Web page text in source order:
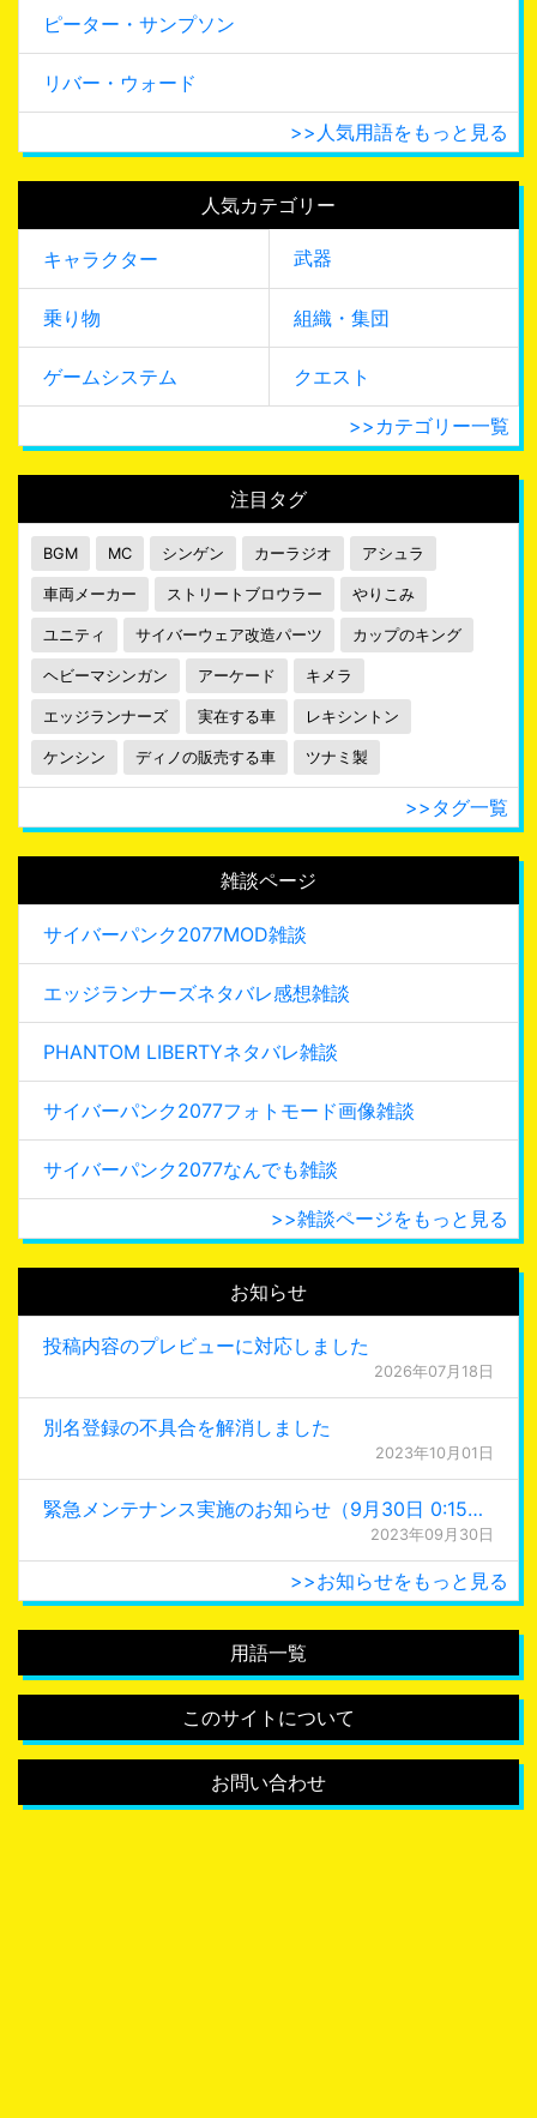
ピーター・サンプソン
リバー・ウォード
>>人気用語をもっと見る
人気カテゴリー
キャラクター 武器
乗り物 組織・集団
ゲームシステム クエスト
>>カテゴリー一覧
注目タグ
BGM MC シンゲン カーラジオ アシュラ
車両メーカー ストリートブロウラー やりこみ
ユニティ サイバーウェア改造パーツ カップのキング
ヘビーマシンガン アーケード キメラ
エッジランナーズ 実在する車 レキシントン
ケンシン ディノの販売する車 ツナミ製
>>タグ一覧
雑談ページ
サイバーパンク2077MOD雑談
エッジランナーズネタバレ感想雑談
PHANTOM LIBERTYネタバレ雑談
サイバーパンク2077フォトモード画像雑談
サイバーパンク2077なんでも雑談
>>雑談ページをもっと見る
お知らせ
投稿内容のプレビューに対応しました
2026年07月18日
別名登録の不具合を解消しました
2023年10月01日
緊急メンテナンス実施のお知らせ（9月30日 0:15更新）
2023年09月30日
>>お知らせをもっと見る
用語一覧
このサイトについて
お問い合わせ